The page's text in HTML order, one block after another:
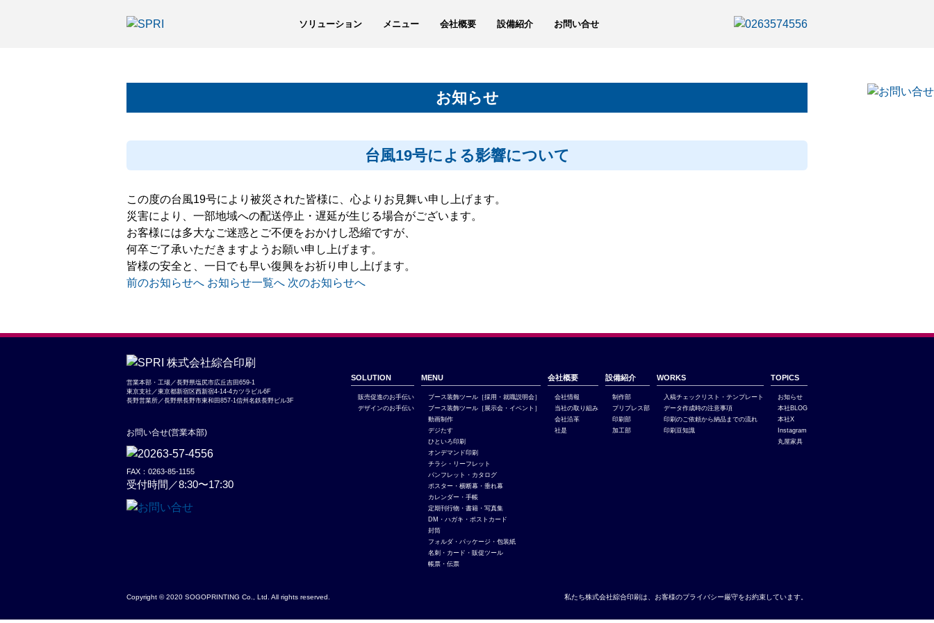
ソリューション メニュー 会社概要 設備紹介 お問い合せ
お知らせ
台風19号による影響について
この度の台風19号により被災された皆様に、心よりお見舞い申し上げます。
災害により、一部地域への配送停止・遅延が生じる場合がございます。
お客様には多大なご迷惑とご不便をおかけし恐縮ですが、
何卒ご了承いただきますようお願い申し上げます。
皆様の安全と、一日でも早い復興をお祈り申し上げます。
前のお知らせへ お知らせ一覧へ 次のお知らせへ
営業本部・工場／長野県塩尻市広丘吉田659-1
東京支社／東京都新宿区西新宿4-14-4カツラビル6F
長野営業所／長野県長野市東和田857-1信州名鉄長野ビル3F
お問い合せ(営業本部)
FAX：0263-85-1155
受付時間／8:30〜17:30
SOLUTION
販売促進のお手伝い
デザインのお手伝い
MENU
ブース装飾ツール［採用・就職説明会］
ブース装飾ツール［展示会・イベント］
動画制作
デジたす
ひといろ印刷
オンデマンド印刷
チラシ・リーフレット
パンフレット・カタログ
ポスター・横断幕・垂れ幕
カレンダー・手帳
定期刊行物・書籍・写真集
DM・ハガキ・ポストカード
封筒
フォルダ・パッケージ・包装紙
名刺・カード・販促ツール
帳票・伝票
会社概要
会社情報
当社の取り組み
会社沿革
社是
設備紹介
制作部
プリプレス部
印刷部
加工部
WORKS
入稿チェックリスト・テンプレート
データ作成時の注意事項
印刷のご依頼から納品までの流れ
印刷豆知識
TOPICS
お知らせ
本社BLOG
本社X
Instagram
丸屋家具
Copyright © 2020 SOGOPRINTING Co., Ltd. All rights reserved. 私たち株式会社綜合印刷は、お客様のプライバシー厳守をお約束しています。